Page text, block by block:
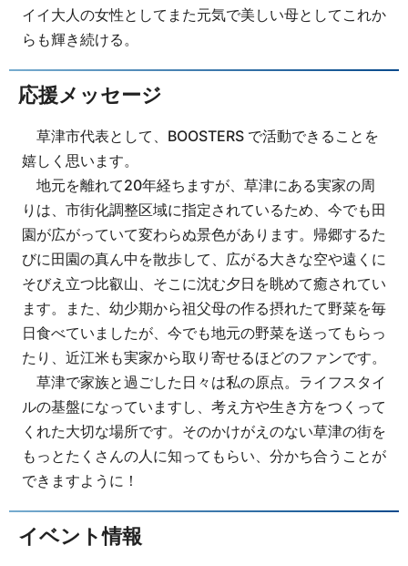
イイ大人の女性としてまた元気で美しい母としてこれか
らも輝き続ける。
応援メッセージ
草津市代表として、BOOSTERS で活動できることを
嬉しく思います。
地元を離れて20年経ちますが、草津にある実家の周
りは、市街化調整区域に指定されているため、今でも田
園が広がっていて変わらぬ景色があります。帰郷するた
びに田園の真ん中を散歩して、広がる大きな空や遠くに
そびえ立つ比叡山、そこに沈む夕日を眺めて癒されてい
ます。また、幼少期から祖父母の作る摂れたて野菜を毎
日食べていましたが、今でも地元の野菜を送ってもらっ
たり、近江米も実家から取り寄せるほどのファンです。
草津で家族と過ごした日々は私の原点。ライフスタイ
ルの基盤になっていますし、考え方や生き方をつくって
くれた大切な場所です。そのかけがえのない草津の街を
もっとたくさんの人に知ってもらい、分かち合うことが
できますように！
イベント情報